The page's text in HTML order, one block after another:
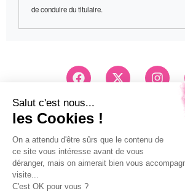
de conduire du titulaire.
F
a
e
b
o
k
X
-
t
e
r
I
n
r
m
03 83 26 83 83
Pri d'un appel local
Mentions légales
Politique de confidentialité